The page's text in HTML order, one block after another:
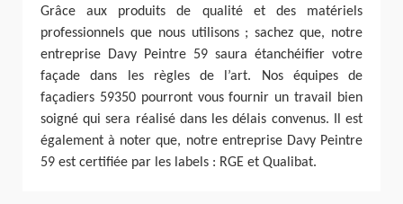
Grâce aux produits de qualité et des matériels
professionnels que nous utilisons ; sachez que, notre
entreprise Davy Peintre 59 saura étanchéifier votre
façade dans les règles de l’art. Nos équipes de
façadiers 59350 pourront vous fournir un travail bien
soigné qui sera réalisé dans les délais convenus. Il est
également à noter que, notre entreprise Davy Peintre
59 est certifiée par les labels : RGE et Qualibat.